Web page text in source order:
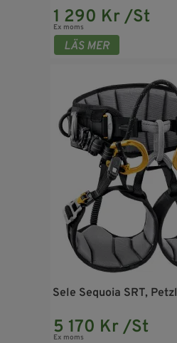
1 290 Kr /St
Ex moms
Sele Sequoia SRT, Petzl
5 170 Kr /St
Ex moms